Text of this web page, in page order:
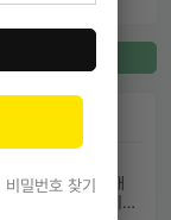
비밀번호 찾기
MBA 외8개
Haas, Kellogg, Sloan 등 Top MBA에서 어드미션을 받았으며 21년 가을...